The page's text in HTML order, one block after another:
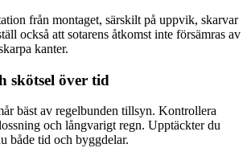
från montaget, särskilt på uppvik, skarvar
också att sotarens åtkomst inte försämras av
kanter.
skötsel över tid
bäst av regelbunden tillsyn. Kontrollera
och långvarigt regn. Upptäckter du
både tid och byggdelar.